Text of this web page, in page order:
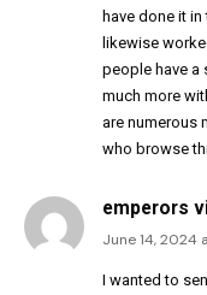
have done it
likewise
people have a
much more
are numerous
who browse
emperors
June 14, 2024
I wanted to